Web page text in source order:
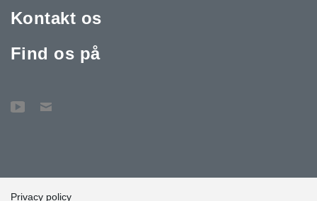
Kontakt os
Find os på
Privacy policy